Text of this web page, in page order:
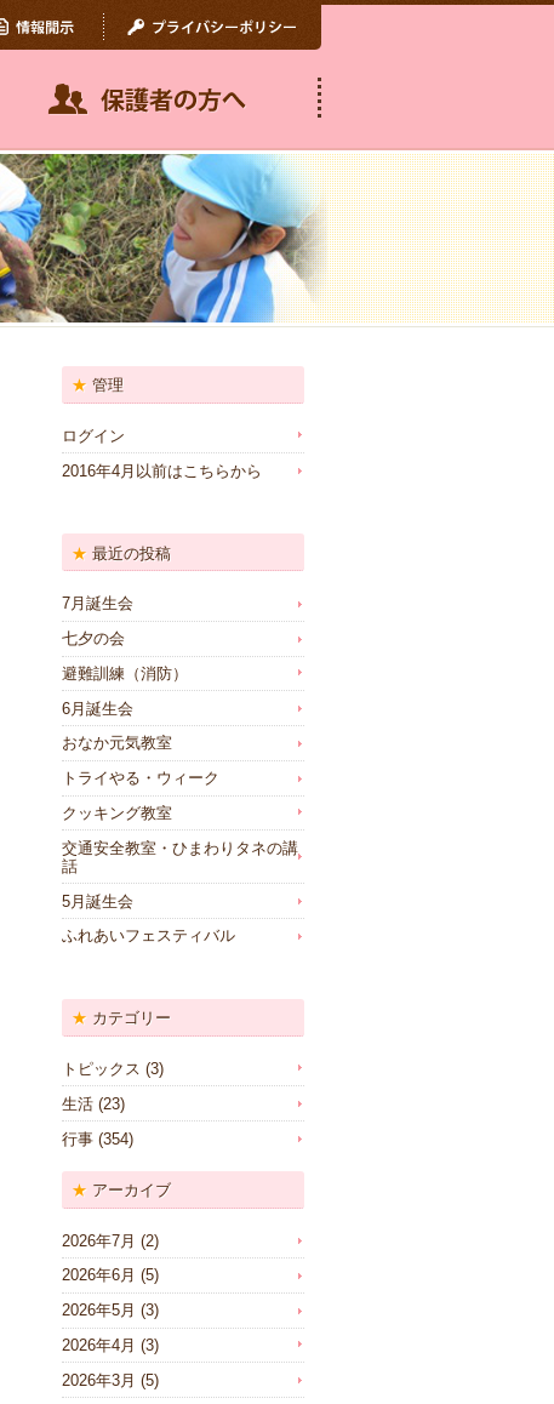
管理
ログイン
2016年4月以前はこちらから
最近の投稿
7月誕生会
七夕の会
避難訓練（消防）
6月誕生会
おなか元気教室
トライやる・ウィーク
クッキング教室
交通安全教室・ひまわりタネの講
話
5月誕生会
ふれあいフェスティバル
カテゴリー
トピックス (3)
生活 (23)
行事 (354)
アーカイブ
2026年7月 (2)
2026年6月 (5)
2026年5月 (3)
2026年4月 (3)
2026年3月 (5)